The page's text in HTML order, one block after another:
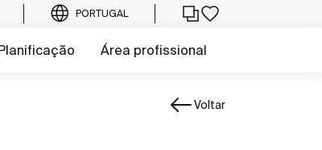
PORTUGAL
Área profissional
Voltar